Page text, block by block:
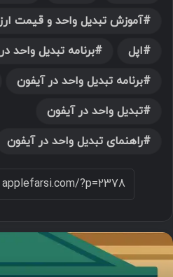
آموزش تبدیل واحد و قیمت
اپل
برنامه تبدیل واحد
برنامه تبدیل واحد در آیفون
تبدیل واحد در آیفون
راهنمای تبدیل واحد در آیفون